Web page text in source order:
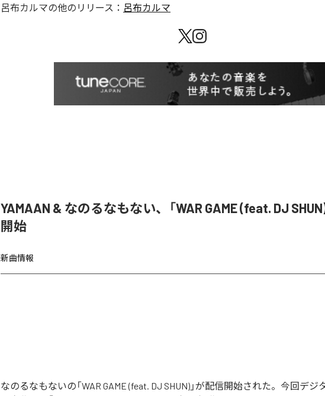
呂布カルマの他のリリース： 呂布カルマ
YAMAAN & なのるなもない、「WAR GAME (feat. DJ
開始
新曲情報
なのるなもないの「WAR GAME (feat. DJ SHUN)」が配信開始された。今回デジ